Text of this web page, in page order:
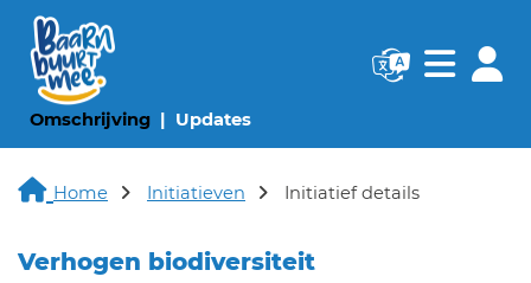
Omschrijving(huidige pagina)
Updates(huidige pagina)
Navigatie
Home Initiatieven Initiatief details
Verhogen biodiversiteit